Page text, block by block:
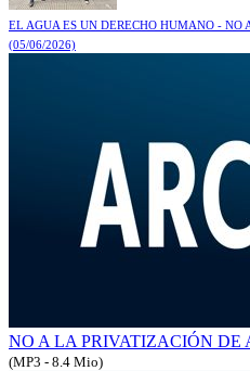
EL AGUA ES UN DERECHO HUMANO - NO
(05/06/2026)
NO A LA PRIVATIZACIÓN DE
(MP3 - 8.4 Mio)